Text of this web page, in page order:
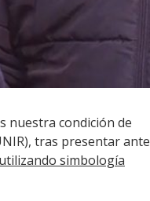
nuestra condición de
tras presentar ante
utilizando simbología